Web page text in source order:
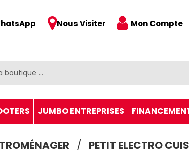
Nous Visiter Mon Compte
JUMBO ENTREPRISES
PETIT ELECTRO